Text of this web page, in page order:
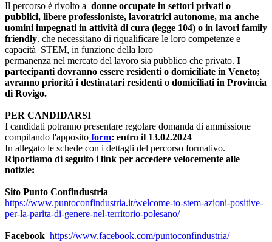
Il percorso è rivolto a donne occupate in settori privati o
pubblici, libere professioniste, lavoratrici autonome, ma anche
uomini impegnati in attività di cura (legge 104) o in lavori family
friendly. che necessitano di riqualificare le loro competenze e
capacità STEM, in funzione della loro
permanenza nel mercato del lavoro sia pubblico che privato. I
partecipanti dovranno essere residenti o domiciliate in Veneto;
avranno priorità i destinatari residenti o domiciliati in Provincia
di Rovigo.
PER CANDIDARSI
I candidati potranno presentare regolare domanda di ammissione
compilando l'apposito form: entro il 13.02.2024
In allegato le schede con i dettagli del percorso formativo.
Riportiamo di seguito i link per accedere velocemente alle
notizie:
Sito Punto Confindustria
https://www.puntoconfindustria.it/welcome-to-stem-azioni-positive-
per-la-parita-di-genere-nel-territorio-polesano/
Facebook https://www.facebook.com/puntoconfindustria/